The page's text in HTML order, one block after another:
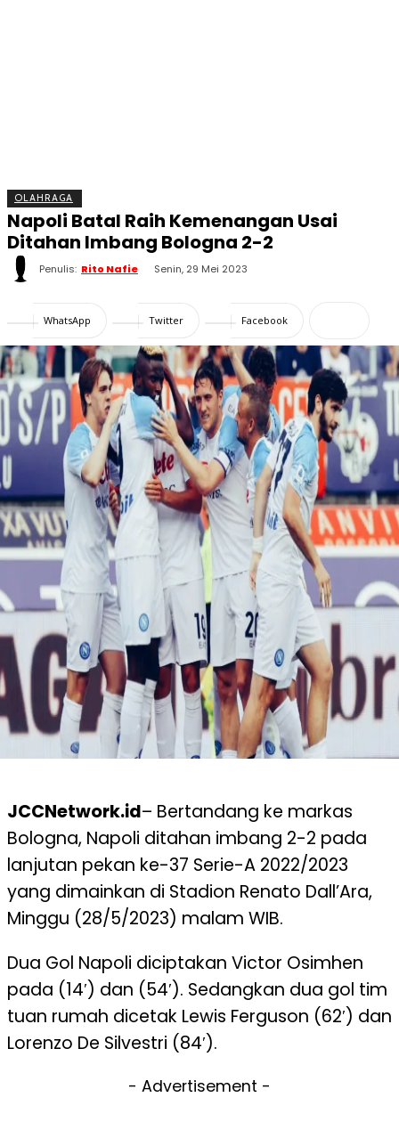
OLAHRAGA
Napoli Batal Raih Kemenangan Usai
Ditahan Imbang Bologna 2-2
Penulis: Rito Nafie Senin, 29 Mei 2023
WhatsApp Twitter Facebook
JCCNetwork.id– Bertandang ke markas
Bologna, Napoli ditahan imbang 2-2 pada
lanjutan pekan ke-37 Serie-A 2022/2023
yang dimainkan di Stadion Renato Dall’Ara,
Minggu (28/5/2023) malam WIB.
Dua Gol Napoli diciptakan Victor Osimhen
pada (14′) dan (54′). Sedangkan dua gol tim
tuan rumah dicetak Lewis Ferguson (62′) dan
Lorenzo De Silvestri (84′).
- Advertisement -